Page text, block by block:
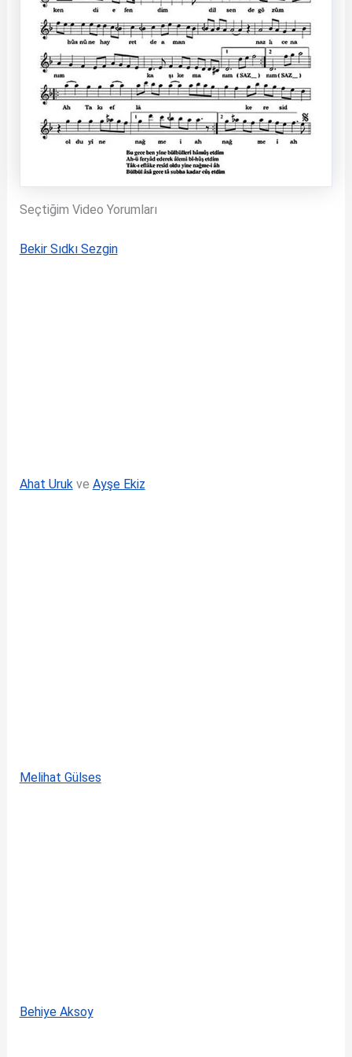
Seçtiğim Video Yorumları
Bekir Sıdkı Sezgin
Ahat Uruk ve Ayşe Ekiz
Melihat Gülses
Behiye Aksoy